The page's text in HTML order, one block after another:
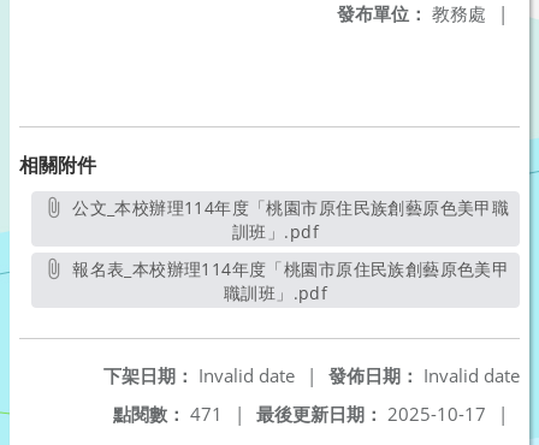
發布單位： 教務處 |
相關附件
公文_本校辦理114年度「桃園市原住民族創藝原色美甲職
訓班」.pdf另開新視窗
報名表_本校辦理114年度「桃園市原住民族創藝原色美甲
職訓班」.pdf另開新視窗
發佈日期： Invalid date
下架日期： Invalid date
|
最後更新日期： 2025-10-17 |
點閱數： 471 |